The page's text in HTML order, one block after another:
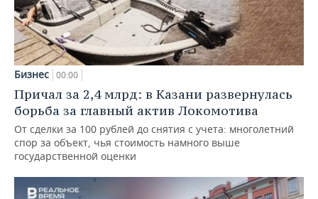
Бизнес 00:00
Причал за 2,4 млрд: в Казани развернулась
борьба за главный актив Локомотива
От сделки за 100 рублей до снятия с учета: многолетний
спор за объект, чья стоимость намного выше
государственной оценки